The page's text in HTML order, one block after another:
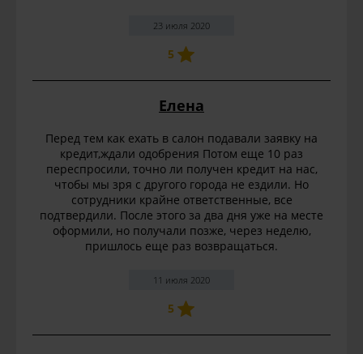
23 июля 2020
5
Елена
Перед тем как ехать в салон подавали заявку на
кредит,ждали одобрения Потом еще 10 раз
переспросили, точно ли получен кредит на нас,
чтобы мы зря с другого города не ездили. Но
сотрудники крайне ответственные, все
подтвердили. После этого за два дня уже на месте
оформили, но получали позже, через неделю,
пришлось еще раз возвращаться.
11 июля 2020
5